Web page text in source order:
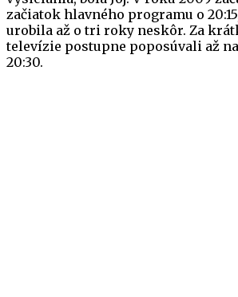
začiatok hlavného programu o
urobila až o tri roky neskôr. Za
televízie postupne poposúvali až
20:30.